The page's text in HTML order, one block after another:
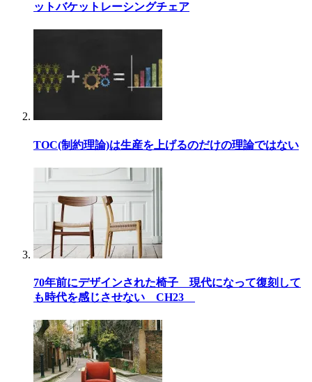
ットバケットレーシングチェア
TOC(制約理論)は生産を上げるのだけの理論ではない
70年前にデザインされた椅子 現代になって復刻して
も時代を感じさせない CH23